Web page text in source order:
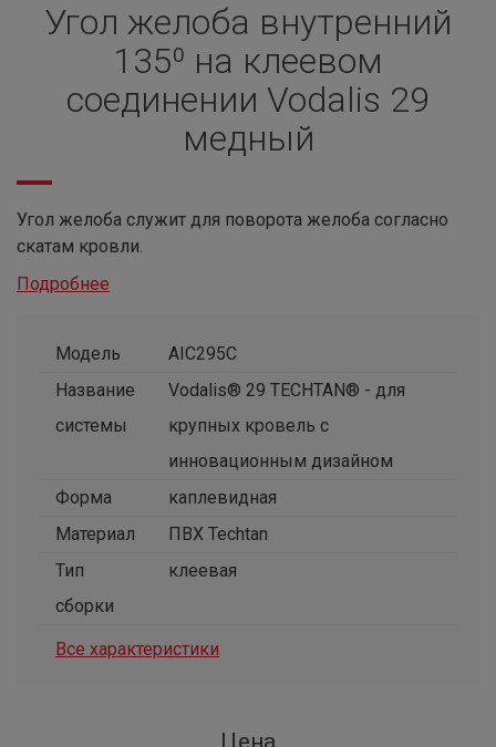
Угол желоба внутренний
135⁰ на клеевом
соединении Vodalis 29
медный
Угол желоба служит для поворота желоба согласно
скатам кровли.
Подробнее
Модель
AIC295C
Название
системы
Vodalis® 29 TECHTAN® - для
крупных кровель с
инновационным дизайном
Форма
каплевидная
Материал
ПВХ Techtan
Тип
сборки
клеевая
Все характеристики
Цена